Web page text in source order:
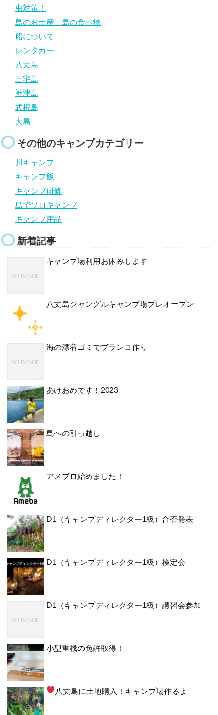
虫対策！
島のお土産・島の食べ物
船について
レンタカー
八丈島
三宅島
神津島
式根島
大島
その他のキャンプカテゴリー
川キャンプ
キャンプ飯
キャンプ研修
島でソロキャンプ
キャンプ用品
新着記事
キャンプ場利用お休みします
八丈島ジャングルキャンプ場プレオープン
海の漂着ゴミでブランコ作り
あけおめです！2023
島への引っ越し
アメブロ始めました！
D1（キャンプディレクター1級）合否発表
D1（キャンプディレクター1級）検定会
D1（キャンプディレクター1級）講習会参加
小型重機の免許取得！
八丈島に土地購入！キャンプ場作るよ